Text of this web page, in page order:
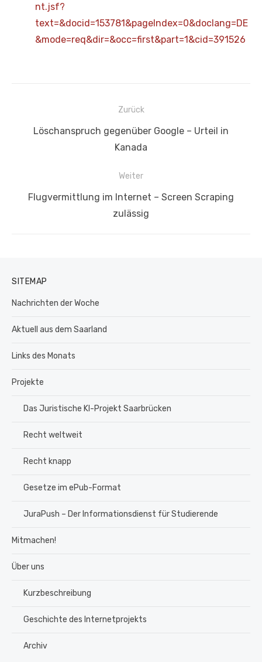
nt.jsf?
text=&docid=153781&pageIndex=0&doclang=DE
&mode=req&dir=&occ=first&part=1&cid=391526
Beitragsnavigation
Zurück
Vorheriger
Löschanspruch gegenüber Google – Urteil in
Kanada
Weiter
Nächster
Flugvermittlung im Internet – Screen Scraping
zulässig
SITEMAP
Nachrichten der Woche
Aktuell aus dem Saarland
Links des Monats
Projekte
Das Juristische KI-Projekt Saarbrücken
Recht weltweit
Recht knapp
Gesetze im ePub-Format
JuraPush – Der Informationsdienst für Studierende
Mitmachen!
Über uns
Kurzbeschreibung
Geschichte des Internetprojekts
Archiv